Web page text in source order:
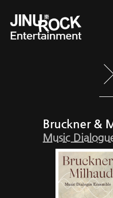
Bruckner &
Music